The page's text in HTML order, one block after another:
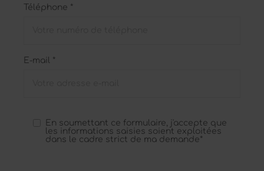
Téléphone *
E-mail *
En soumettant ce formulaire, j'accepte que
les informations saisies soient exploitées
dans le cadre strict de ma demande*